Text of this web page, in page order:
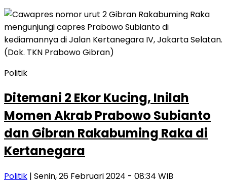
Politik
Ditemani 2 Ekor Kucing, Inilah
Momen Akrab Prabowo Subianto
dan Gibran Rakabuming Raka di
Kertanegara
Politik | Senin, 26 Februari 2024 - 08:34 WIB